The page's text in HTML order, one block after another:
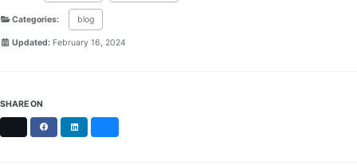
Categories: blog
Updated: February 16, 2024
SHARE ON
FacebookLinkedIn